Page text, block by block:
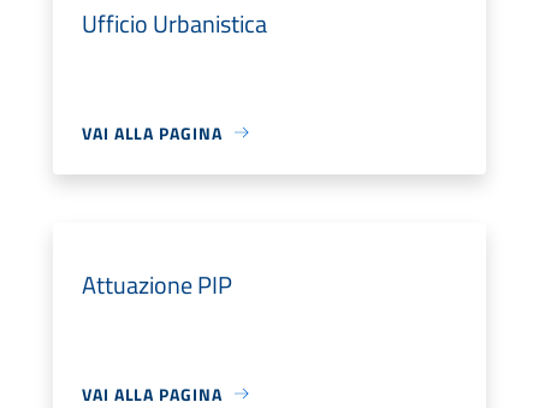
Ufficio Urbanistica
VAI ALLA PAGINA
Attuazione PIP
VAI ALLA PAGINA